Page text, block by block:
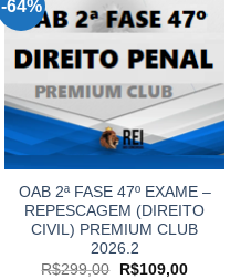
-64%
OAB 2ª FASE 47º EXAME –
REPESCAGEM (DIREITO
CIVIL) PREMIUM CLUB
2026.2
R$299,00
O
R$109,00O